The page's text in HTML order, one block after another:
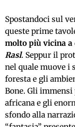
Spostandoci sul
queste prime
molto più vicina a
Rasl. Seppur il
nel quale muove i
foresta e gli
Bone. Gli immensi
africana e gli
sfondo alla